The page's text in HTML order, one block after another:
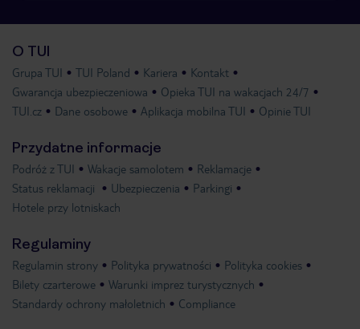
O TUI
Grupa TUI TUI Poland Kariera
Kontakt
Gwarancja ubezpieczeniowa
Opieka TUI na wakacjach 24/7
TUI.cz
Dane osobowe Aplikacja mobilna TUI Opinie TUI
Przydatne informacje
Podróż z TUI Wakacje samolotem
Reklamacje
Status reklamacji
Ubezpieczenia
Parkingi
Hotele przy lotniskach
Regulaminy
Regulamin strony Polityka prywatności
Polityka cookies
Bilety czarterowe
Warunki imprez turystycznych
Standardy ochrony małoletnich
Compliance